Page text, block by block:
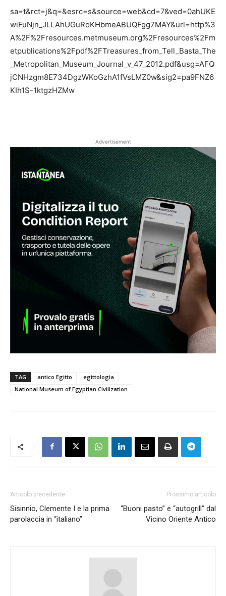
sa=t&rct=j&q=&esrc=s&source=web&cd=7&ved=0ahUKE
wiFuNjn_JLLAhUGuRoKHbmeABUQFgg7MAY&url=http%3
A%2F%2Fresources.metmuseum.org%2Fresources%2Fm
etpublications%2Fpdf%2FTreasures_from_Tell_Basta_The
_Metropolitan_Museum_Journal_v_47_2012.pdf&usg=AFQ
jCNHzgm8E734DgzWKoGzhA1fVsLMZ0w&sig2=pa9FNZ6
KIh1S-1ktgzHZMw
Advertisement
TAG antico Egitto
egittologia
National Museum of Egyptian Civilization
Articolo precedente
Sisinnio, Clemente I e la prima
parolaccia in “italiano”
Prossimo articolo
“Buoni pasto” e “autogrill” dal
Vicino Oriente Antico